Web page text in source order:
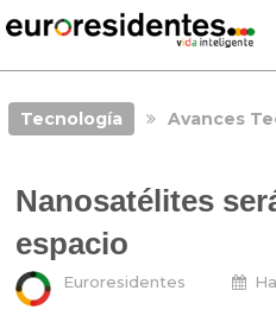
Tecnología Avances
Nanosatélites
espacio
Euroresidentes